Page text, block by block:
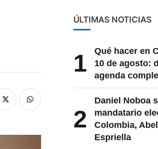
ÚLTIMAS NOTICIAS
1
Qué hacer en
10 de agosto:
agenda
2
Daniel Noboa
mandatario
Colombia,
Espriella